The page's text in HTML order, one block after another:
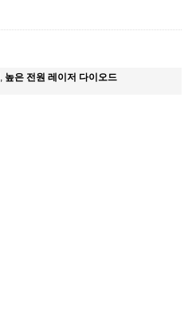
, 높은 전원 레이저 다이오드